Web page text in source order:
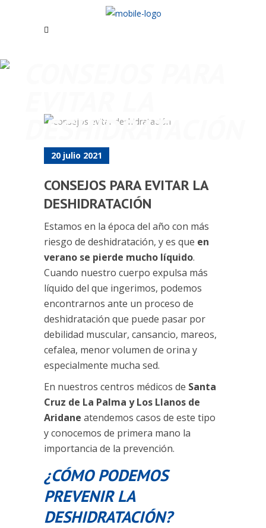
DESHIDRATACIÓN
20 julio 2021
CONSEJOS PARA EVITAR LA
DESHIDRATACIÓN
Estamos en la época del año con más
riesgo de deshidratación, y es que en
verano se pierde mucho líquido.
Cuando nuestro cuerpo expulsa más
líquido del que ingerimos, podemos
encontrarnos ante un proceso de
deshidratación que puede pasar por
debilidad muscular, cansancio, mareos,
cefalea, menor volumen de orina y
especialmente mucha sed.
En nuestros centros médicos de Santa
Cruz de La Palma y Los Llanos de
Aridane atendemos casos de este tipo
y conocemos de primera mano la
importancia de la prevención.
¿CÓMO PODEMOS
PREVENIR LA
DESHIDRATACIÓN?